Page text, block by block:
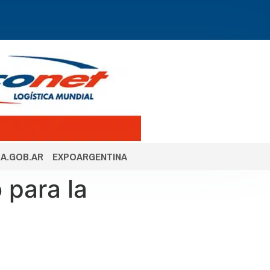
EXPOARGENTINA
la